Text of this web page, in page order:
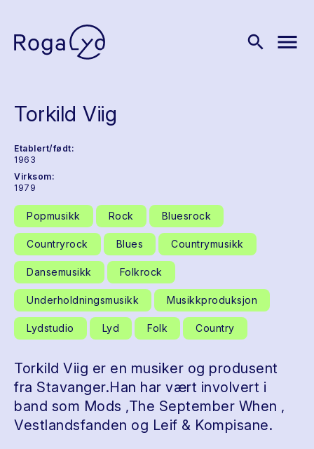
search menu
Torkild Viig
Etablert/født:
1963
Virksom:
1979
Popmusikk Rock Bluesrock
Countryrock Blues Countrymusikk
Dansemusikk Folkrock
Underholdningsmusikk Musikkproduksjon
Lydstudio Lyd Folk Country
Torkild Viig er en musiker og produsent
fra Stavanger.Han har vært involvert i
band som Mods ,The September When ,
Vestlandsfanden og Leif & Kompisane.